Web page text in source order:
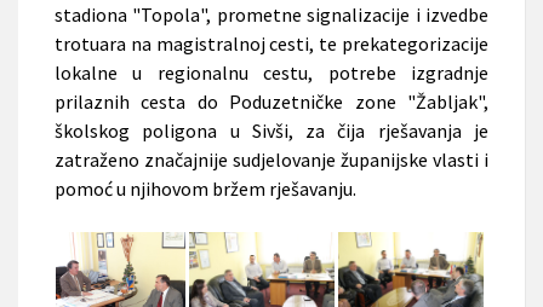
stadiona "Topola", prometne signalizacije i izvedbe
trotuara na magistralnoj cesti, te prekategorizacije
lokalne u regionalnu cestu, potrebe izgradnje
prilaznih cesta do Poduzetničke zone "Žabljak",
školskog poligona u Sivši, za čija rješavanja je
zatraženo značajnije sudjelovanje županijske vlasti i
pomoć u njihovom bržem rješavanju.